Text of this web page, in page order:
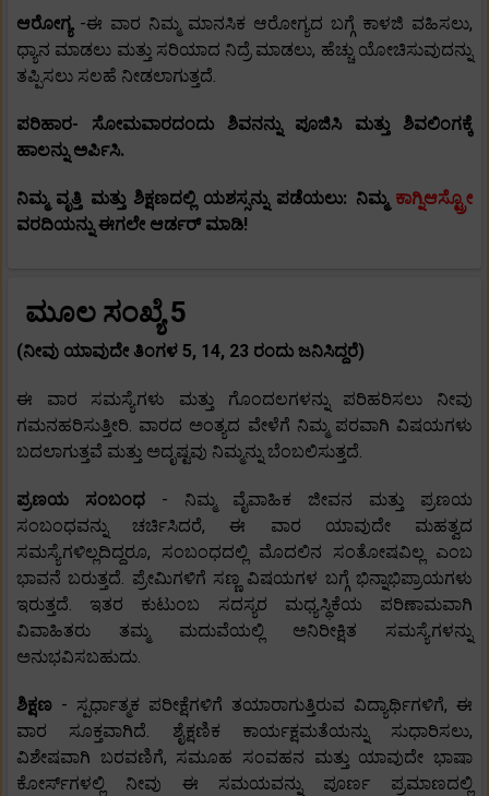
ಆರೋಗ್ಯ -ಈ ವಾರ ನಿಮ್ಮ ಮಾನಸಿಕ ಆರೋಗ್ಯದ ಬಗ್ಗೆ ಕಾಳಜಿ ವಹಿಸಲು,
ಧ್ಯಾನ ಮಾಡಲು ಮತ್ತು ಸರಿಯಾದ ನಿದ್ರೆ ಮಾಡಲು, ಹೆಚ್ಚು ಯೋಚಿಸುವುದನ್ನು
ತಪ್ಪಿಸಲು ಸಲಹೆ ನೀಡಲಾಗುತ್ತದೆ.
ಪರಿಹಾರ- ಸೋಮವಾರದಂದು ಶಿವನನ್ನು ಪೂಜಿಸಿ ಮತ್ತು ಶಿವಲಿಂಗಕ್ಕೆ
ಹಾಲನ್ನು ಅರ್ಪಿಸಿ.
ನಿಮ್ಮ ವೃತ್ತಿ ಮತ್ತು ಶಿಕ್ಷಣದಲ್ಲಿ ಯಶಸ್ಸನ್ನು ಪಡೆಯಲು: ನಿಮ್ಮ ಕಾಗ್ನಿಆಸ್ಟ್ರೋ
ವರದಿಯನ್ನು ಈಗಲೇ ಆರ್ಡರ್ ಮಾಡಿ!
ಮೂಲ ಸಂಖ್ಯೆ 5
(ನೀವು ಯಾವುದೇ ತಿಂಗಳ 5, 14, 23 ರಂದು ಜನಿಸಿದ್ದರೆ)
ಈ ವಾರ ಸಮಸ್ಯೆಗಳು ಮತ್ತು ಗೊಂದಲಗಳನ್ನು ಪರಿಹರಿಸಲು ನೀವು
ಗಮನಹರಿಸುತ್ತೀರಿ. ವಾರದ ಅಂತ್ಯದ ವೇಳೆಗೆ ನಿಮ್ಮ ಪರವಾಗಿ ವಿಷಯಗಳು
ಬದಲಾಗುತ್ತವೆ ಮತ್ತು ಅದೃಷ್ಟವು ನಿಮ್ಮನ್ನು ಬೆಂಬಲಿಸುತ್ತದೆ.
ಪ್ರಣಯ ಸಂಬಂಧ - ನಿಮ್ಮ ವೈವಾಹಿಕ ಜೀವನ ಮತ್ತು ಪ್ರಣಯ
ಸಂಬಂಧವನ್ನು ಚರ್ಚಿಸಿದರೆ, ಈ ವಾರ ಯಾವುದೇ ಮಹತ್ವದ
ಸಮಸ್ಯೆಗಳಿಲ್ಲದಿದ್ದರೂ, ಸಂಬಂಧದಲ್ಲಿ ಮೊದಲಿನ ಸಂತೋಷವಿಲ್ಲ ಎಂಬ
ಭಾವನೆ ಬರುತ್ತದೆ. ಪ್ರೇಮಿಗಳಿಗೆ ಸಣ್ಣ ವಿಷಯಗಳ ಬಗ್ಗೆ ಭಿನ್ನಾಭಿಪ್ರಾಯಗಳು
ಇರುತ್ತದೆ. ಇತರ ಕುಟುಂಬ ಸದಸ್ಯರ ಮಧ್ಯಸ್ಥಿಕೆಯ ಪರಿಣಾಮವಾಗಿ
ವಿವಾಹಿತರು ತಮ್ಮ ಮದುವೆಯಲ್ಲಿ ಅನಿರೀಕ್ಷಿತ ಸಮಸ್ಯೆಗಳನ್ನು
ಅನುಭವಿಸಬಹುದು.
ಶಿಕ್ಷಣ - ಸ್ಪರ್ಧಾತ್ಮಕ ಪರೀಕ್ಷೆಗಳಿಗೆ ತಯಾರಾಗುತ್ತಿರುವ ವಿದ್ಯಾರ್ಥಿಗಳಿಗೆ, ಈ
ವಾರ ಸೂಕ್ತವಾಗಿದೆ. ಶೈಕ್ಷಣಿಕ ಕಾರ್ಯಕ್ಷಮತೆಯನ್ನು ಸುಧಾರಿಸಲು,
ವಿಶೇಷವಾಗಿ ಬರವಣಿಗೆ, ಸಮೂಹ ಸಂವಹನ ಮತ್ತು ಯಾವುದೇ ಭಾಷಾ
ಕೋರ್ಸ್‌ಗಳಲ್ಲಿ ನೀವು ಈ ಸಮಯವನ್ನು ಪೂರ್ಣ ಪ್ರಮಾಣದಲ್ಲಿ